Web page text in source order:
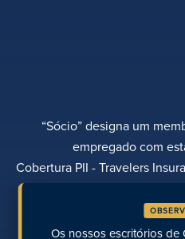
“Sócio” designa um
empregado com
Cobertura PII - Travelers
POLÍTICA DE
TRANSPARÊNCIA
EFETUAR UM
Os nossos escritórios de